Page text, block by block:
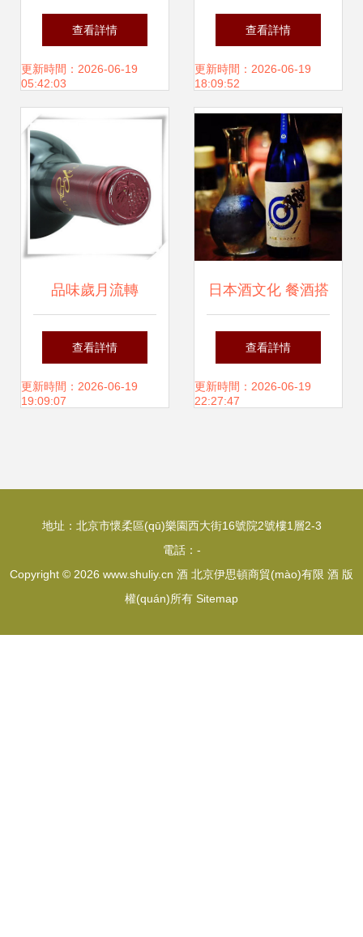
中之物的千年禮贊
查看詳情
更新時間：2026-06-19
05:42:03
韻朝代酒的醬香魅
力與正宗之源
查看詳情
更新時間：2026-06-19
18:09:52
品味歲月流轉
(zhuǎn) 法國老橡
樹干紅葡萄酒的供
查看詳情
更新時間：2026-06-19
19:09:07
日本酒文化 餐酒搭
配如同戀愛結(jié)
婚，這份清酒配餐
查看詳情
更新時間：2026-06-19
22:27:47
地址：北京市懷柔區(qū)樂園西大街16號院2號樓1層2-3
電話：-
Copyright © 2026 www.shuliy.cn 酒 北京伊思頓商貿(mào)有限 酒 版
權(quán)所有 Sitemap